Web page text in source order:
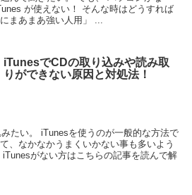
が使えない！ そんな時はどうすれば
まあまあ強い人用」 ...
iTunesでCDの取り込みや読み取
りができない原因と対処法！
たい。 iTunesを使うのが一般的な方法で
、なかなかうまくいかない事も多いよう
がない方はこちらの記事を読んで解